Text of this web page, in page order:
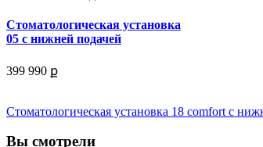
Стоматологическая установка
05 с нижней подачей
399 990 ք
Стоматологическая установка 18 comfort с
Вы смотрели